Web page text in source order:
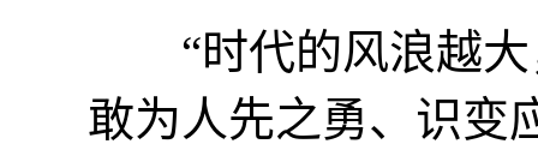
“时代的风浪越大
敢为人先之勇、识变